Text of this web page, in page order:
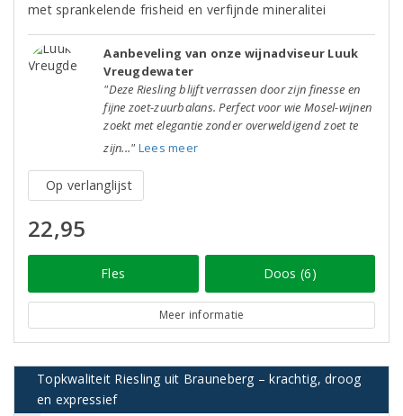
met sprankelende frisheid en verfijnde mineralitei
Aanbeveling van onze wijnadviseur Luuk
Vreugdewater
"Deze Riesling blijft verrassen door zijn finesse en
fijne zoet-zuurbalans. Perfect voor wie Mosel-wijnen
zoekt met elegantie zonder overweldigend zoet te
zijn..." Lees meer
Op verlanglijst
22,95
Fles Doos (6)
Meer informatie
Topkwaliteit Riesling uit Brauneberg – krachtig, droog
en expressief